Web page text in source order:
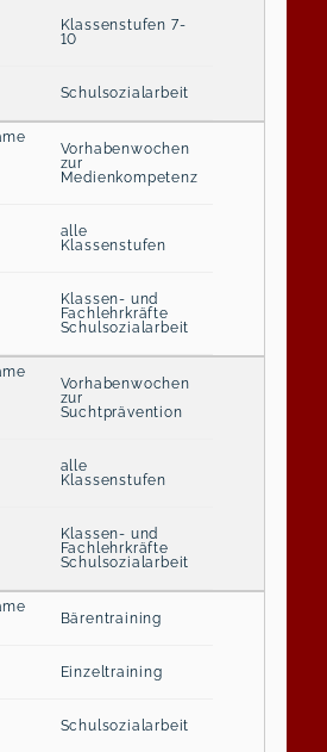
Klassenstufen 7-
10
Schulsozialarbeit
Vorhabenwochen
zur
Medienkompetenz
alle
Klassenstufen
Klassen- und
Fachlehrkräfte
Schulsozialarbeit
Vorhabenwochen
zur
Suchtprävention
alle
Klassenstufen
Klassen- und
Fachlehrkräfte
Schulsozialarbeit
Bärentraining
Einzeltraining
Schulsozialarbeit